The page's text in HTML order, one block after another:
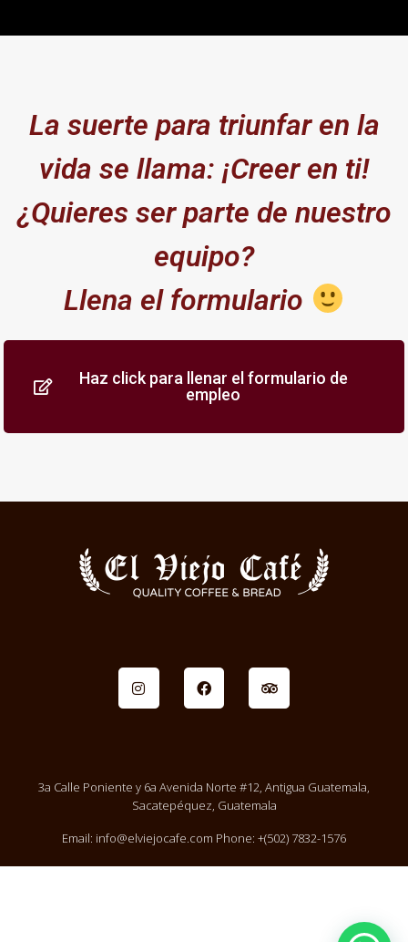
La suerte para triunfar en la
vida se llama: ¡Creer en ti!
¿Quieres ser parte de nuestro
equipo?
Llena el formulario
Haz click para llenar el formulario de
empleo
3a Calle Poniente y 6a Avenida Norte #12, Antigua Guatemala,
Sacatepéquez, Guatemala
Email: info@elviejocafe.com Phone: +(502) 7832-1576